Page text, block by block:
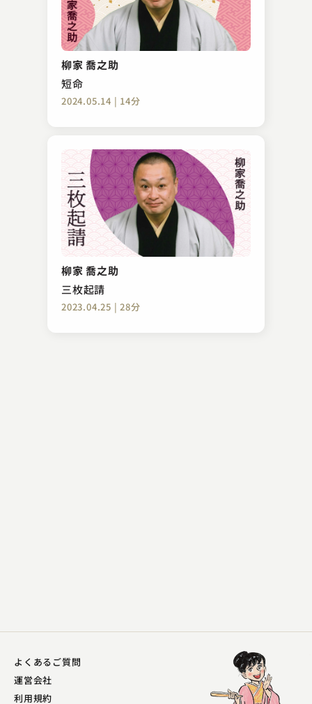
柳家 喬之助
短命
2024.05.14 | 14分
柳家 喬之助
三枚起請
2023.04.25 | 28分
桂 扇生
町内の若い衆
2023.05.15 | 15分
林家 鉄平
紀州
2023.12.10 | 16分
よくあるご質問
運営会社
利用規約